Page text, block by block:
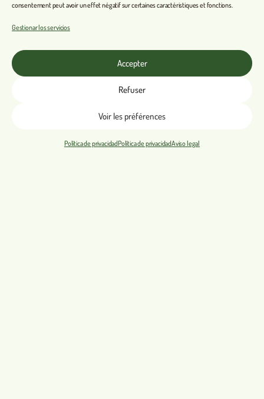
consentement peut avoir un effet négatif sur certaines caractéristiques et fonctions.
Gestionar los servicios
Accepter
Refuser
Voir les préférences
Política de privacidadPolítica de privacidadAviso legal